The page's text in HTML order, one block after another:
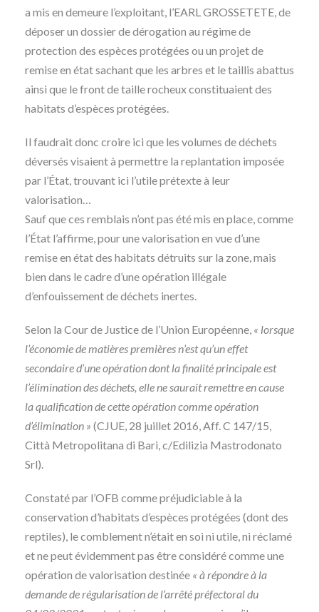
a mis en demeure l’exploitant, l’EARL GROSSETETE, de
déposer un dossier de dérogation au régime de
protection des espèces protégées ou un projet de
remise en état sachant que les arbres et le taillis abattus
ainsi que le front de taille rocheux constituaient des
habitats d’espèces protégées.
Il faudrait donc croire ici que les volumes de déchets
déversés visaient à permettre la replantation imposée
par l’État, trouvant ici l’utile prétexte à leur
valorisation…
Sauf que ces remblais n’ont pas été mis en place, comme
l’État l’affirme, pour une valorisation en vue d’une
remise en état des habitats détruits sur la zone, mais
bien dans le cadre d’une opération illégale
d’enfouissement de déchets inertes.
Selon la Cour de Justice de l’Union Européenne, « lorsque
l’économie de matières premières n’est qu’un effet
secondaire d’une opération dont la finalité principale est
l’élimination des déchets, elle ne saurait remettre en cause
la qualification de cette opération comme opération
d’élimination » (CJUE, 28 juillet 2016, Aff. C 147/15,
Città Metropolitana di Bari, c/Edilizia Mastrodonato
Srl).
Constaté par l’OFB comme préjudiciable à la
conservation d’habitats d’espèces protégées (dont des
reptiles), le comblement n’était en soi ni utile, ni réclamé
et ne peut évidemment pas être considéré comme une
opération de valorisation destinée « à répondre à la
demande de régularisation de l’arrêté préfectoral du